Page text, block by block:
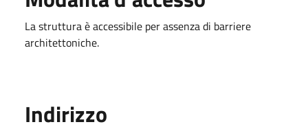
La struttura è accessibile per assenza di barriere
architettoniche.
Indirizzo